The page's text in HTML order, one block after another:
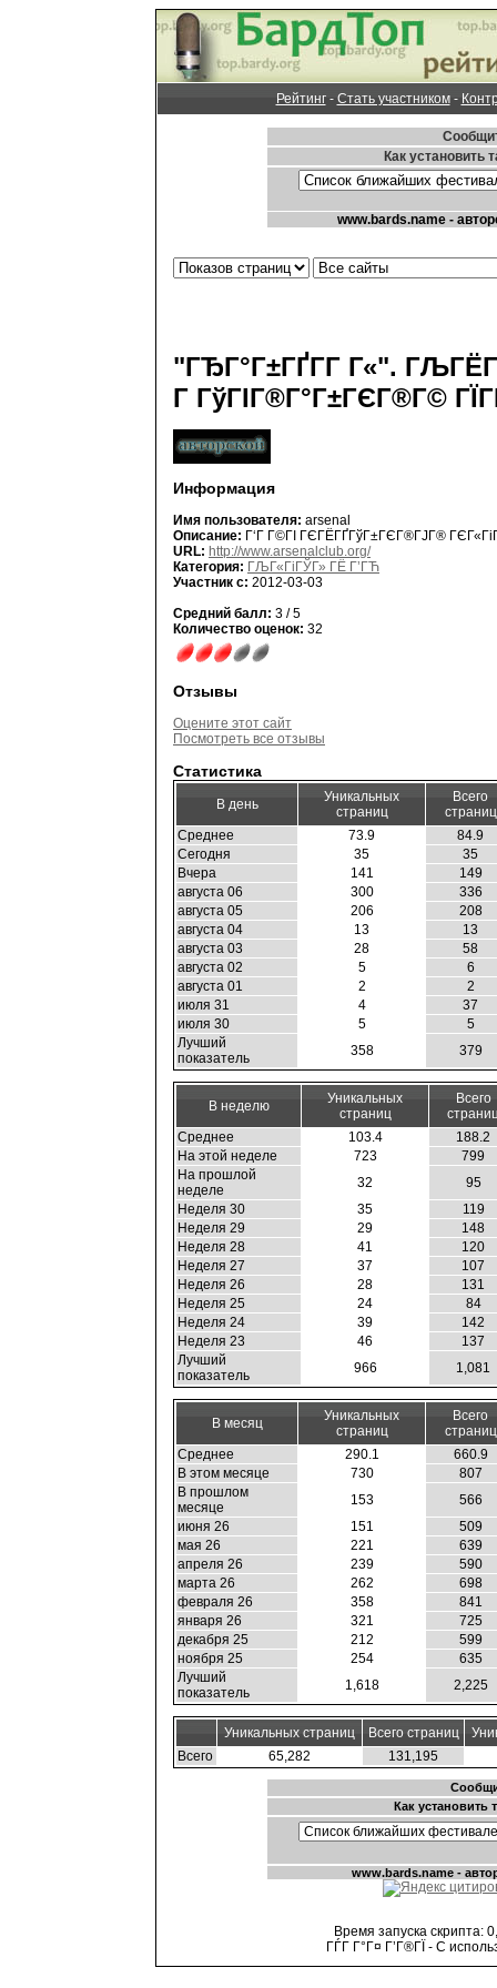
Рейтинг- Стать участником-
"ГЂГ°Г±ГҐГ­Г Г«".
Г ГўГІГ®Г°Г±ГЄГ®Г©
Информация
Имя пользователя: arsenal
Описание: Г‘Г Г©ГІ ГЄГЁГҐГўГ±ГЄГ®ГЈГ®
URL: http://www.arsenalclub.org/
Категория: ГЉГ«ГіГЎГ» ГЁ Г’ГЋ
Участник с: 2012-03-03
Средний балл: 3 / 5
Количество оценок: 32
Отзывы
Оцените этот сайт
Посмотреть все отзывы
Статистика
В день
Уникальных
страниц
Всего
страниц
Среднее
73.9
84.9
Сегодня
35
35
Вчера
141
149
августа 06
300
336
августа 05
206
208
августа 04
13
13
августа 03
28
58
августа 02
5
6
августа 01
2
2
июля 31
4
37
июля 30
5
5
Лучший
показатель
358 379
В неделю
Уникальных
страниц
Всего
Среднее
103.4
188.2
На этой неделе
723
799
На прошлой
неделе
32
95
Неделя 30
35
119
Неделя 29
29
148
Неделя 28
41
120
Неделя 27
37
107
Неделя 26
28
131
Неделя 25
24
84
Неделя 24
39
142
Неделя 23
46
137
Лучший
показатель
966 1,081
В месяц
Уникальных
страниц
Всего
страниц
Среднее
290.1
660.9
В этом месяце
730
807
В прошлом
месяце
153
566
июня 26
151
509
мая 26
221
639
апреля 26
239
590
марта 26
262
698
февраля 26
358
841
января 26
321
725
декабря 25
212
599
ноября 25
254
635
Лучший
показатель
1,618 2,225
Уникальных страниц Всего страниц
Всего
65,282 131,195
Время запуска скрипта:
ГЃГ Г°Г¤ Г’Г®ГЇ - С